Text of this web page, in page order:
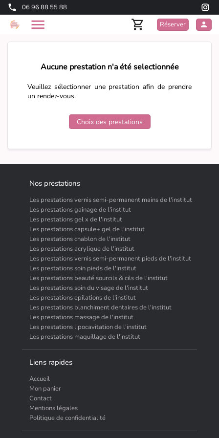
06 96 88 55 88
Réserver
Aucune prestation n'a été selectionnée
Veuillez sélectionner une prestation afin de prendre
un rendez-vous.
Choix des prestations
Nos prestations
Les prestations vernis semi-permanent mains de l'institut
Les prestations gainage de l'institut
Les prestations gel x de l'institut
Les prestations capsule+ gel de l'institut
Les prestations chablon de l'institut
Les prestations acrylique de l'institut
Les prestations vernis semi-permanent pieds de l'institut
Les prestations soin pieds de l'institut
Les prestations beauté sourcils & cils de l'institut
Les prestations soin du visage de l'institut
Les prestations epilations de l'institut
Les prestations blanchiment dentaires de l'institut
Les prestations massage de l'institut
Les prestations lipocavitation de l'institut
Les prestations maquillage de l'institut
Liens rapides
Accueil
Mon panier
Contact
Mentions légales
Politique de confidentialité